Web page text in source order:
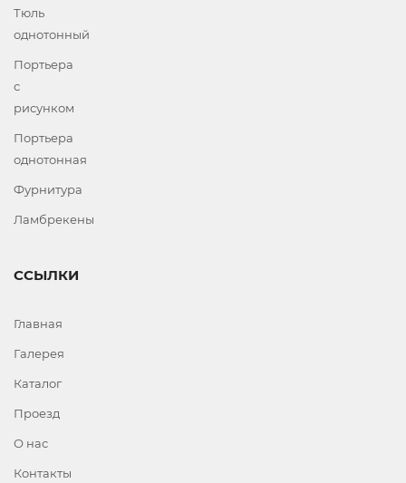
Тюль
однотонный
Портьера
с
рисунком
Портьера
однотонная
Фурнитура
Ламбрекены
ССЫЛКИ
Главная
Галерея
Каталог
Проезд
О нас
Контакты